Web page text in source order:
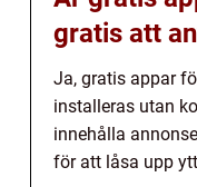
gratis att
Ja, gratis appar
installeras utan
innehålla
för att låsa upp